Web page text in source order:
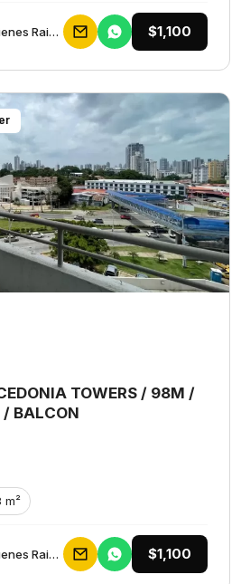
Galceb Group Bienes Raices $1,100
TOWERS / 98M /
/ BALCON
m²
Galceb Group Bienes Raices $1,100